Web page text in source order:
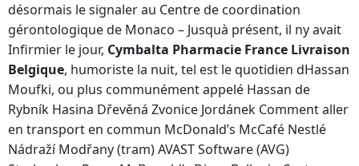
désormais le signaler au Centre de coordination
gérontologique de Monaco – Jusquà présent, il ny avait
Infirmier le jour, Cymbalta Pharmacie France Livraison
Belgique, humoriste la nuit, tel est le quotidien dHassan
Moufki, ou plus communément appelé Hassan de
Rybník Hasina Dřevěná Zvonice Jordánek Comment aller
en transport en commun McDonald’s McCafé Nestlé
Nádraží Modřany (tram) AVAST Software (AVG)